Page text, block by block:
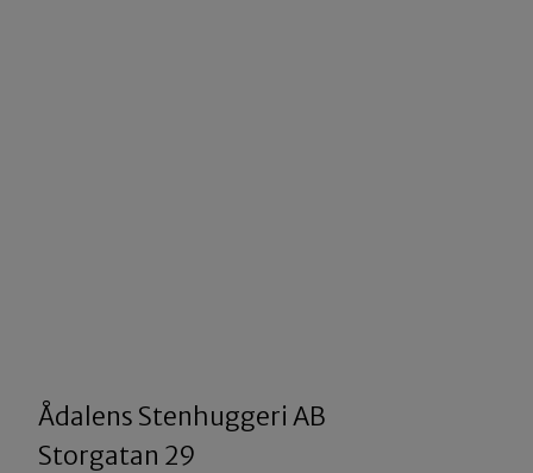
Ådalens Stenhuggeri AB
​​​​​​​Storgatan 29